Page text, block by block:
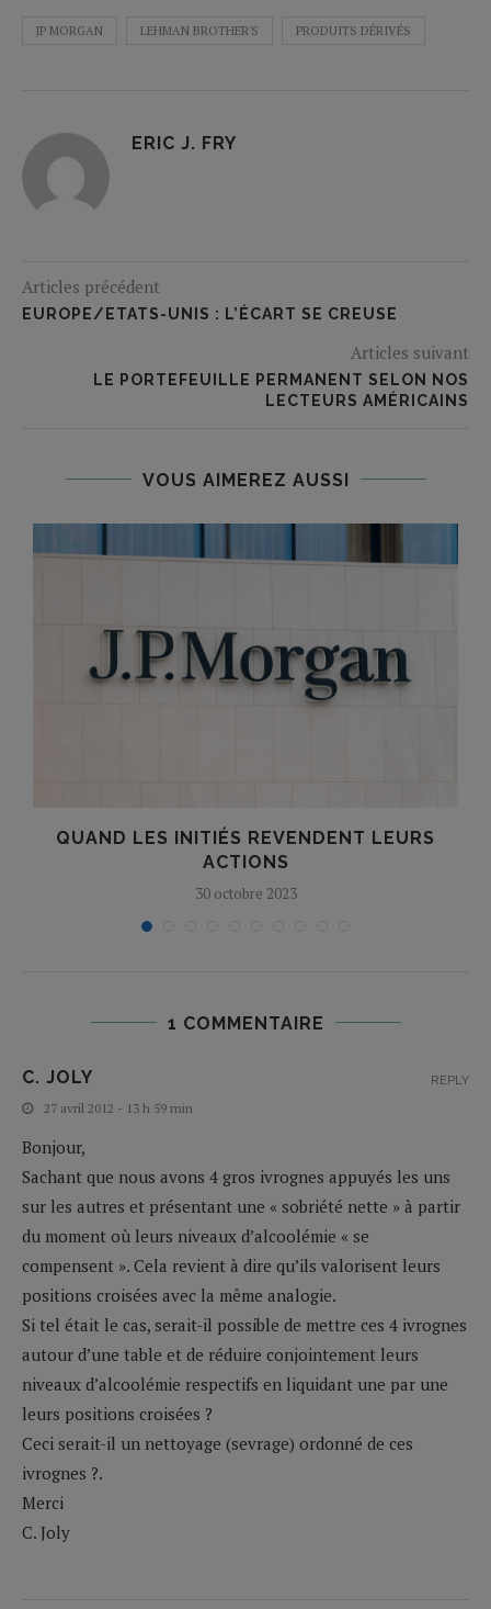
JP MORGAN LEHMAN BROTHER'S PRODUITS DÉRIVÉS
ERIC J. FRY
Articles précédent
EUROPE/ETATS-UNIS : L’ÉCART SE CREUSE
Articles suivant
LE PORTEFEUILLE PERMANENT SELON NOS
LECTEURS AMÉRICAINS
VOUS AIMEREZ AUSSI
QUAND LES INITIÉS REVENDENT LEURS
ACTIONS
30 octobre 2023
1 COMMENTAIRE
C. JOLY
27 avril 2012 - 13 h 59 min
Bonjour,
Sachant que nous avons 4 gros ivrognes appuyés les uns
sur les autres et présentant une « sobriété nette » à partir
du moment où leurs niveaux d’alcoolémie « se
compensent ». Cela revient à dire qu’ils valorisent leurs
positions croisées avec la même analogie.
Si tel était le cas, serait-il possible de mettre ces 4 ivrognes
autour d’une table et de réduire conjointement leurs
niveaux d’alcoolémie respectifs en liquidant une par une
leurs positions croisées ?
Ceci serait-il un nettoyage (sevrage) ordonné de ces
ivrognes ?.
Merci
C. Joly
REPLY